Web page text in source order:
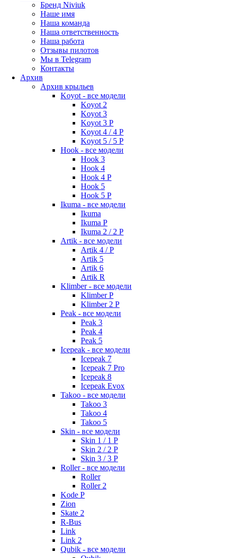
Бренд Niviuk
Наше имя
Наша команда
Наша ответственность
Наша работа
Отзывы пилотов
Мы в Telegram
Контакты
Архив
Архив крыльев
Koyot - все модели
Koyot 2
Koyot 3
Koyot 3 P
Koyot 4 / 4 P
Koyot 5 / 5 P
Hook - все модели
Hook 3
Hook 4
Hook 4 P
Hook 5
Hook 5 P
Ikuma - все модели
Ikuma
Ikuma P
Ikuma 2 / 2 P
Artik - все модели
Artik 4 / P
Artik 5
Artik 6
Artik R
Klimber - все модели
Klimber P
Klimber 2 P
Peak - все модели
Peak 3
Peak 4
Peak 5
Icepeak - все модели
Icepeak 7
Icepeak 7 Pro
Icepeak 8
Icepeak Evox
Takoo - все модели
Takoo 3
Takoo 4
Takoo 5
Skin - все модели
Skin 1 / 1 P
Skin 2 / 2 P
Skin 3 / 3 P
Roller - все модели
Roller
Roller 2
Kode P
Zion
Skate 2
R-Bus
Link
Link 2
Qubik - все модели